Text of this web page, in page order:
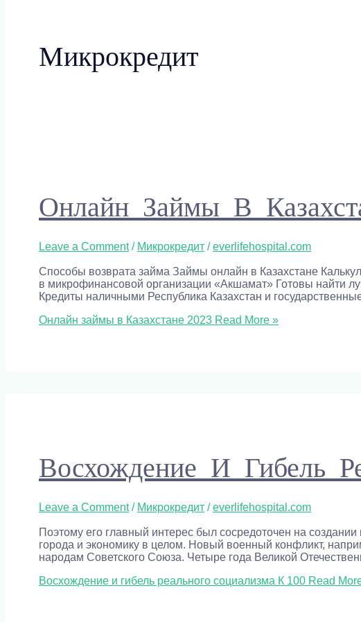
Микрокредит
Онлайн Займы В
Leave a Comment / Микрокредит /everlifehospital.com
Способы возврата займа Займы онлайн в Казахстане
в микрофинансовой организации «Акшамат» Готовы найти
Кредиты наличными Республика Казахстан и
Онлайн займы в Казахстане 2023 Read More »
Восхождение И Гибель
Leave a Comment / Микрокредит /everlifehospital.com
Поэтому его главный интерес был сосредоточен на
города и экономику в целом. Новый военный конфликт,
народам Советского Союза. Четыре года Великой
Восхождение и гибель реального социализма К 100 Read